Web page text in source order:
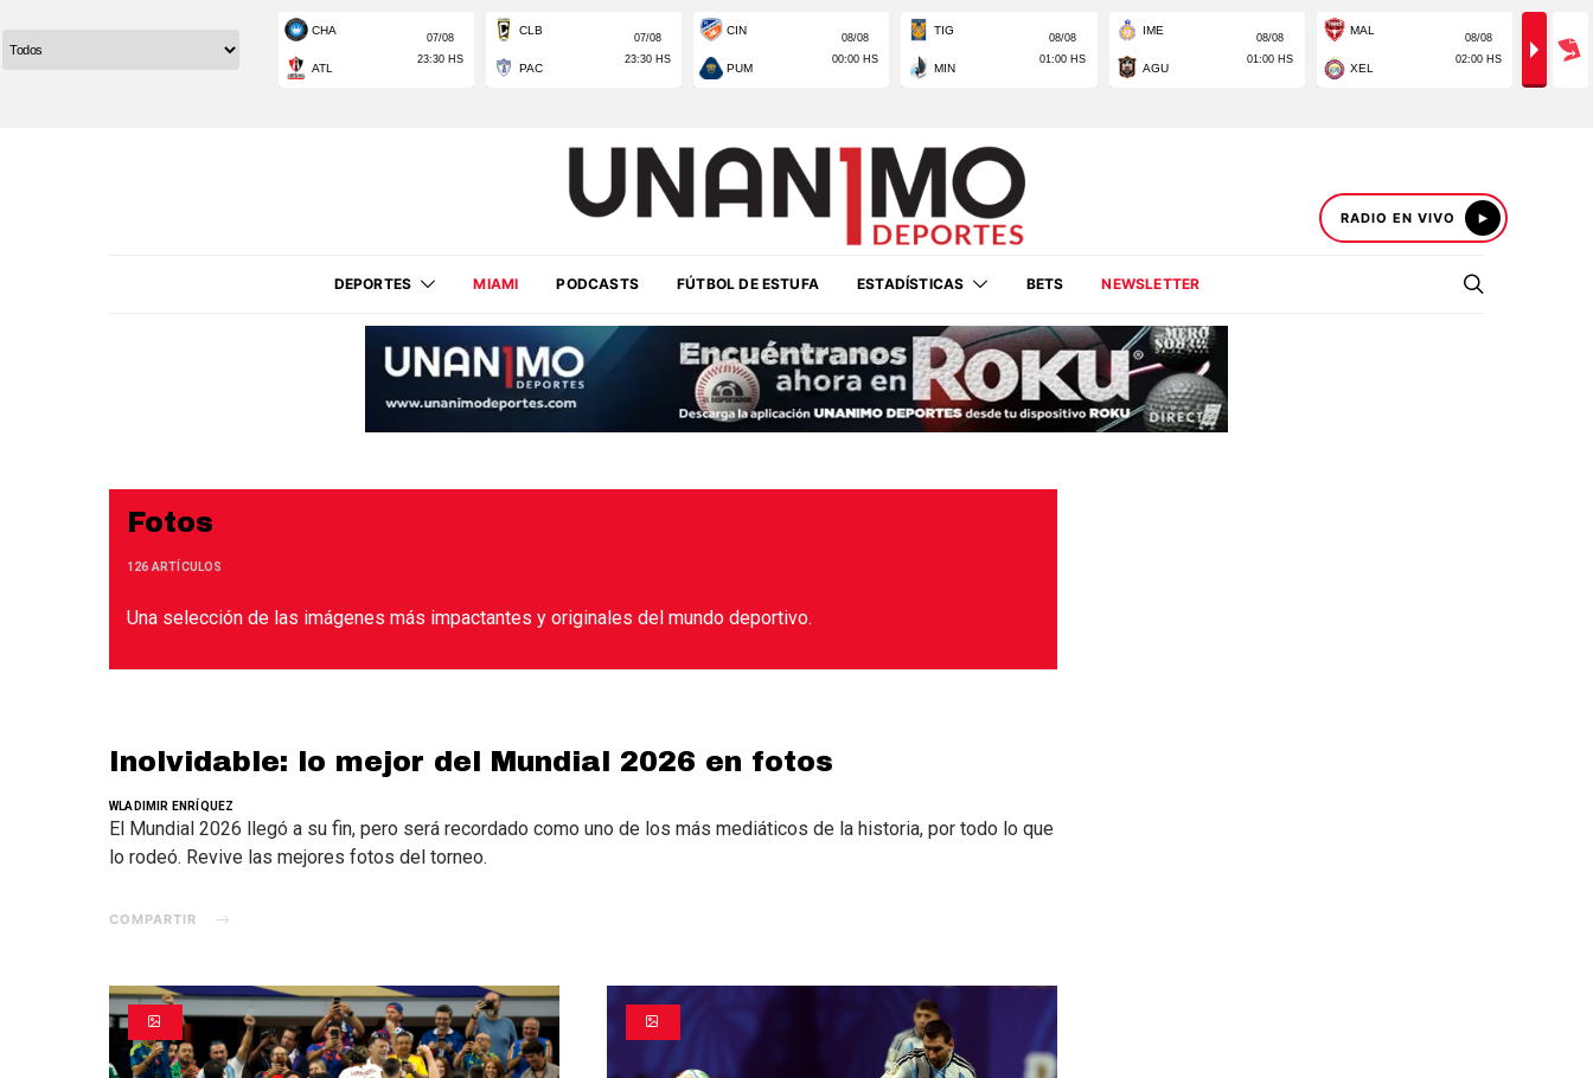
RADIO EN VIVO
DEPORTES MIAMI PODCASTS FÚTBOL DE ESTUFA ESTADÍSTICAS BETS NEWSLETTER
Fotos
126 ARTÍCULOS
Una selección de las imágenes más impactantes y originales del mundo deportivo.
Inolvidable: lo mejor del Mundial 2026 en fotos
WLADIMIR ENRÍQUEZ
El Mundial 2026 llegó a su fin, pero será recordado como uno de los más mediáticos de la historia, por todo lo que
lo rodeó. Revive las mejores fotos del torneo.
COMPARTIR